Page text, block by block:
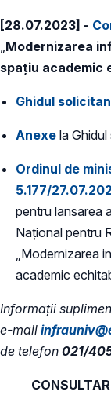
[28.07.2023] -
Modernizarea
spațiu academic
Ghidul
Anexe la
Ordinul de
5.177/
pentru lansarea
Național pentru
„Modernizarea
academic
Informații
e-mail
de telefon 021/